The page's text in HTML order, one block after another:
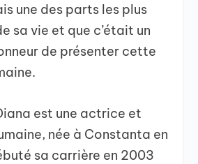
une des parts les plus
sa vie et que c’était un
de présenter cette
est une actrice et
née à Constanta en
sa carrière en 2003